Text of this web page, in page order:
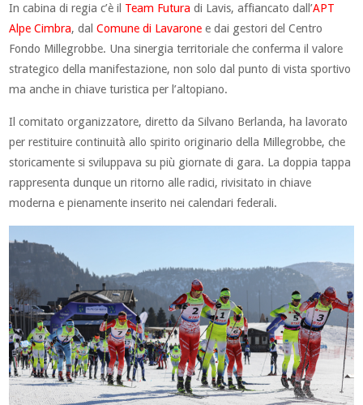
In cabina di regia c’è il Team Futura di Lavis, affiancato dall’APT
Alpe Cimbra, dalComune di Lavarone e dai gestori del Centro
Fondo Millegrobbe. Una sinergia territoriale che conferma il valore
strategico della manifestazione, non solo dal punto di vista sportivo
ma anche in chiave turistica per l’altopiano.
Il comitato organizzatore, diretto da Silvano Berlanda, ha lavorato
per restituire continuità allo spirito originario della Millegrobbe, che
storicamente si sviluppava su più giornate di gara. La doppia tappa
rappresenta dunque un ritorno alle radici, rivisitato in chiave
moderna e pienamente inserito nei calendari federali.